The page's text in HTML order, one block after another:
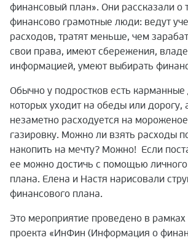
финансовый план». Они рассказали о
финансово грамотные люди: ведут
расходов, тратят меньше, чем
свои права, имеют сбережения,
информацией, умеют выбирать
Обычно у подростков есть карманные
которых уходит на обеды или дорогу,
незаметно расходуется на
газировку. Можно ли взять расходы
накопить на мечту? Можно! Если
ее можно достичь с помощью
плана. Елена и Настя нарисовали
финансового плана.
Это мероприятие проведено в
проекта «ИнФин (Информация о